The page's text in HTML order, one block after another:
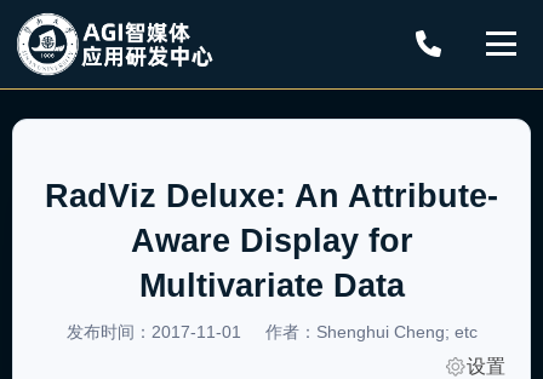
RadViz Deluxe: An Attribute-
Aware Display for
Multivariate Data
发布时间：2017-11-01 作者：Shenghui Cheng; etc
设置